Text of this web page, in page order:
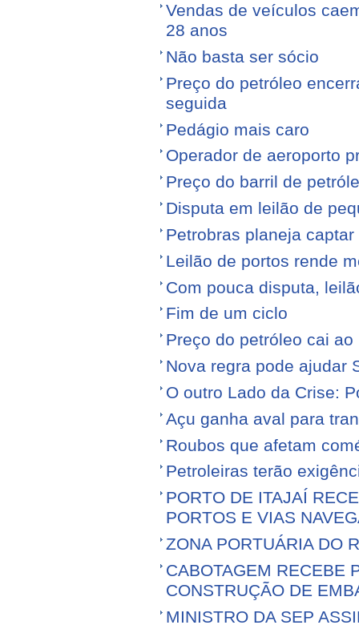
Vendas de veículos
28 anos
Não basta ser sócio
Preço do petróleo
seguida
Pedágio mais caro
Operador de aeroporto
Preço do barril de
Disputa em leilão de
Petrobras planeja
Leilão de portos rende
Com pouca disputa,
Fim de um ciclo
Preço do petróleo cai
Nova regra pode ajudar
O outro Lado da Crise:
Açu ganha aval para
Roubos que afetam
Petroleiras terão
PORTO DE ITAJAÍ
PORTOS E VIAS
ZONA PORTUÁRIA DO
CABOTAGEM RECEBE
CONSTRUÇÃO DE
MINISTRO DA SEP